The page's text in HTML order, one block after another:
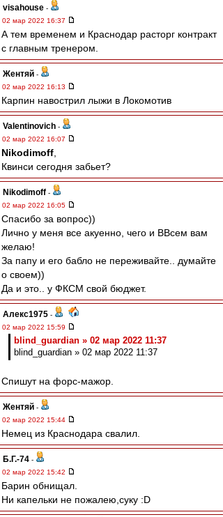
visahouse -
02 мар 2022 16:37
А тем временем и Краснодар расторг контракт
с главным тренером.
Жентяй -
02 мар 2022 16:13
Карпин навострил лыжи в Локомотив
Valentinovich -
02 мар 2022 16:07
Nikodimoff
Квинси сегодня забьет?
Nikodimoff -
02 мар 2022 16:05
Спасибо за вопрос))
Лично у меня все акуенно, чего и ВВсем вам
желаю!
За папу и его бабло не переживайте.. думайте
о своем))
Да и это.. у ФКСМ свой бюджет.
Алекс1975 -
02 мар 2022 15:59
blind_guardian » 02 мар 2022 11:37
blind_guardian » 02 мар 2022 11:37
Спишут на форс-мажор.
Жентяй -
02 мар 2022 15:44
Немец из Краснодара свалил.
Б.Г.-74 -
02 мар 2022 15:42
Барин обнищал.
Ни капельки не пожалею,суку :D